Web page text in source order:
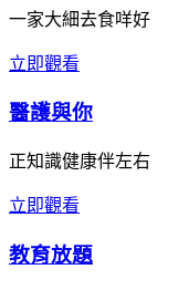
一家大細去食咩好
立即觀看
醫護與你
正知識健康伴左右
立即觀看
教育放題